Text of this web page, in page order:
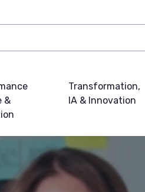
&
Transformation,
IA & Innovation